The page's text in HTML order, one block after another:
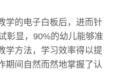
学的电子白板后，进而针
彰显，90%的幼儿能够准
学方法，学习效率得以提
期间自然而然地掌握了认